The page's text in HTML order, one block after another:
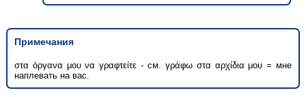
Примечания
στα όργανα μου να γραφτείτε - см. γράφω στα αρχίδια μου = мне
наплевать на вас.